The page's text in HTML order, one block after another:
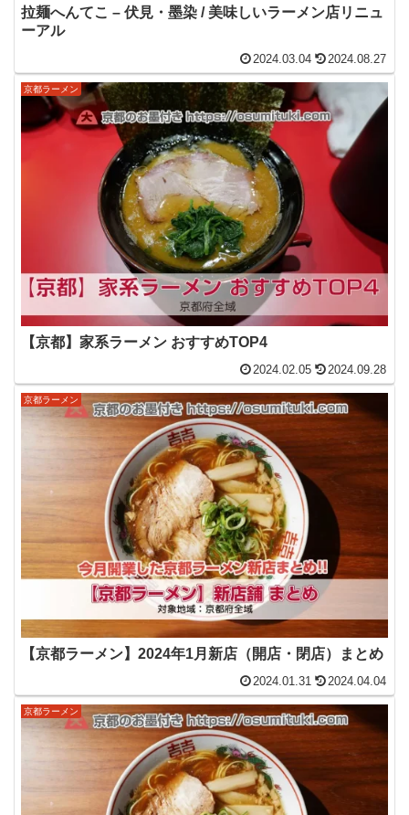
拉麺へんてこ – 伏見・墨染 / 美味しいラーメン店リニュ
ーアル
2024.03.04 2024.08.27
京都ラーメン
【京都】家系ラーメン おすすめTOP4
2024.02.05 2024.09.28
京都ラーメン
【京都ラーメン】2024年1月新店（開店・閉店）まとめ
2024.01.31 2024.04.04
京都ラーメン